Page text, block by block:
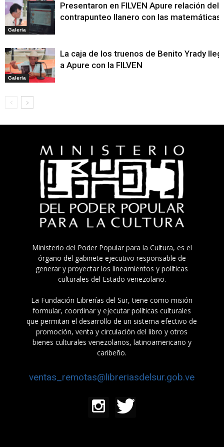
Galeria
Presentaron en FILVEN Apure relación del
contrapunteo llanero con las matemáticas
Galeria
La caja de los truenos de Benito Yrady
a Apure con la FILVEN
Ministerio del Poder Popular para la Cultura, es el
órgano del gabinete ejecutivo responsable de
generar y proyectar los lineamientos y políticas
culturales del Estado venezolano.
La Fundación Librerías del Sur, tiene como misión
formular, coordinar y ejecutar políticas culturales
que permitan el desarrollo de un sistema efectivo de
promoción, venta y circulación del libro y otros
bienes culturales venezolanos, latinoamericano y
caribeño.
ventas_remotas@libreriasdelsur.gob.ve